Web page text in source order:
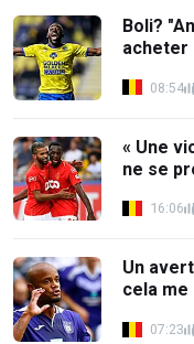
Boli?
acheter
08:54
« Une
ne se
16:06
Un
cela me
07:23